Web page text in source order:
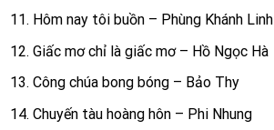
Hôm nay tôi buồn – Phùng Khánh Linh
Giấc mơ chỉ là giấc mơ – Hồ Ngọc Hà
Công chúa bong bóng – Bảo Thy
Chuyến tàu hoàng hôn – Phi Nhung